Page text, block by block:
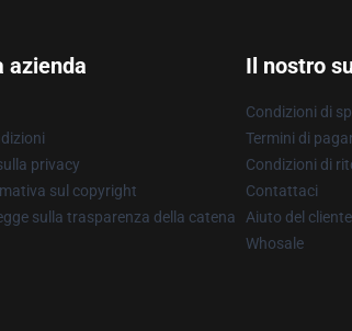
azienda
privacy
sul copyright
sulla trasparenza della catena
Il nostro
Condizioni di
Termini di
Condizioni di
Contattaci
Aiuto del
Whosale